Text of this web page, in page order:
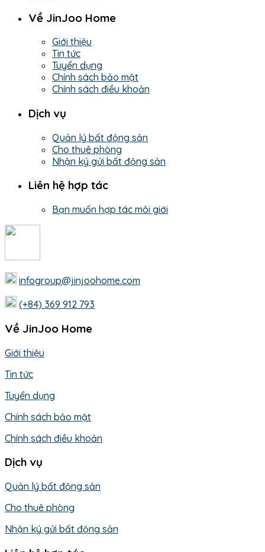
Về JinJoo Home
Giới thiệu
Tin tức
Tuyển dụng
Chính sách bảo mật
Chính sách điều khoản
Dịch vụ
Quản lý bất động sản
Cho thuê phòng
Nhận ký gửi bất động sản
Liên hệ hợp tác
Bạn muốn hợp tác môi giới
infogroup@jinjoohome.com
(+84) 369 912 793
Về JinJoo Home
Giới thiệu
Tin tức
Tuyển dụng
Chính sách bảo mật
Chính sách điều khoản
Dịch vụ
Quản lý bất động sản
Cho thuê phòng
Nhận ký gửi bất động sản